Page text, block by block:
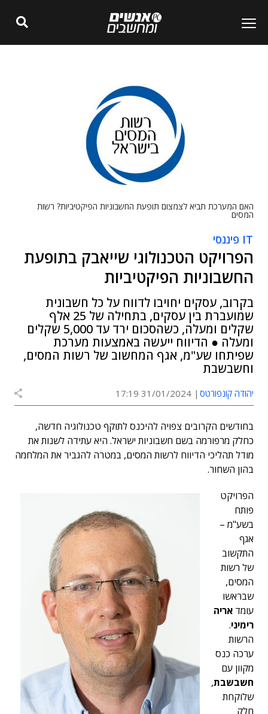
האם המערכת תביא לצמצום תופעת החשבוניות הפיקטיביות? רשות
המסים
IT פיננסי
הפרויקט הטכנולוגי שייאבק בתופעת
החשבוניות הפיקטיביות
בקרוב, עסקים יחויבו לדווח על כל חשבונית
שמועברת בין עסקים, בתחילה של 25 אלף
שקלים ומעלה, כשהסכום ירד עד 5,000 שקלים
ומעלה ● הדיווח ייעשה באמצעות מערכת
שפיתחו שע"מ, אגף המחשוב של רשות המסים,
וחשבשבת
יהודה קונפורטס 31/01/2024 17:19
בחודשים הקרובים צפויה להיכנס לתוקף טכנולוגיה חדשה,
כחלק מרפורמה בשם חשבוניות ישראל. היא עתידה לשנות את
מודל תהליכי הדיווח לרשות המסים, במטרה להגביר את המלחמה
בהון השחור.
הפרויקט
פותח
בשע"מ –
אגף
התקשוב
של רשות
המסים,
שבראשו
עומד אריה
רימיני.
הרשות
ערכה כנס
מקוון עם
חשבשבת,
שלוקחת
חלק